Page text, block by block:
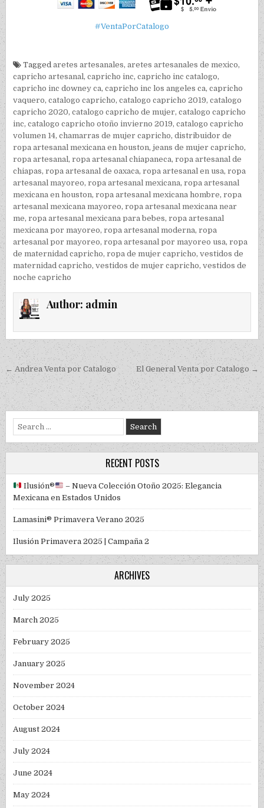
#VentaPorCatalogo
Taggedaretes artesanales,aretes artesanales de mexico,
capricho artesanal,capricho inc,capricho inc catalogo,
capricho inc downey ca,capricho inc los angeles ca,capricho
vaquero,catalogo capricho,catalogo capricho 2019,catalogo
capricho 2020,catalogo capricho de mujer,catalogo capricho
inc,catalogo capricho otoño invierno 2019,catalogo capricho
volumen 14,chamarras de mujer capricho,distribuidor de
ropa artesanal mexicana en houston,jeans de mujer capricho,
ropa artesanal,ropa artesanal chiapaneca,ropa artesanal de
chiapas,ropa artesanal de oaxaca,ropa artesanal en usa,ropa
artesanal mayoreo,ropa artesanal mexicana,ropa artesanal
mexicana en houston,ropa artesanal mexicana hombre,ropa
artesanal mexicana mayoreo,ropa artesanal mexicana near
me,ropa artesanal mexicana para bebes,ropa artesanal
mexicana por mayoreo,ropa artesanal moderna,ropa
artesanal por mayoreo,ropa artesanal por mayoreo usa,ropa
de maternidad capricho,ropa de mujer capricho,vestidos de
maternidad capricho,vestidos de mujer capricho,vestidos de
noche capricho
Author: admin
Post navigation
← Andrea Venta por Catalogo El General Venta por Catalogo →
Search for:
RECENT POSTS
Ilusión®️
– Nueva Colección Otoño 2025: Elegancia
Mexicana en Estados Unidos
Lamasini® Primavera Verano 2025
Ilusión Primavera 2025 | Campaña 2
ARCHIVES
July 2025
March 2025
February 2025
January 2025
November 2024
October 2024
August 2024
July 2024
June 2024
May 2024